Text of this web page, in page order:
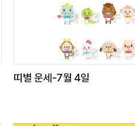
띠별 운세-7월 4일